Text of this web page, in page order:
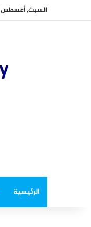
السبت, أغسطس 8 2026
الرئيسية